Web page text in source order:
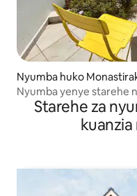
Nyumba huko
Nyumba yenye starehe
Monastiraki
Starehe za